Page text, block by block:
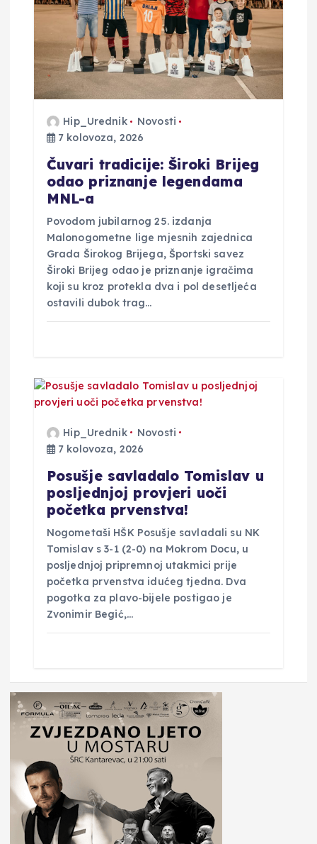
a
Hip_Urednik
Novosti
7 kolovoza, 2026
Čuvari tradicije: Široki Brijeg
odao priznanje legendama
MNL-a
Povodom jubilarnog 25. izdanja
Malonogometne lige mjesnih zajednica
Grada Širokog Brijega, Športski savez
Široki Brijeg odao je priznanje igračima
koji su kroz protekla dva i pol desetljeća
ostavili dubok trag…
Hip_Urednik
Novosti
7 kolovoza, 2026
Posušje savladalo Tomislav u
posljednjoj provjeri uoči
početka prvenstva!
Nogometaši HŠK Posušje savladali su NK
Tomislav s 3-1 (2-0) na Mokrom Docu, u
posljednjoj pripremnoj utakmici prije
početka prvenstva idućeg tjedna. Dva
pogotka za plavo-bijele postigao je
Zvonimir Begić,…